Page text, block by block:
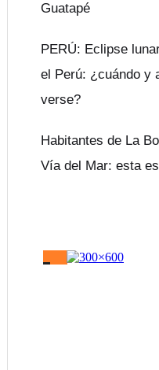
Guatapé
PERÚ: Eclipse
el Perú: ¿cuándo y
verse?
Habitantes de La
Vía del Mar: esta